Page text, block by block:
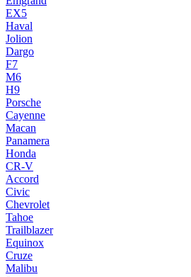
EX5
Haval
Jolion
Dargo
F7
M6
H9
Porsche
Cayenne
Macan
Panamera
Honda
CR-V
Accord
Civic
Chevrolet
Tahoe
Trailblazer
Equinox
Cruze
Malibu